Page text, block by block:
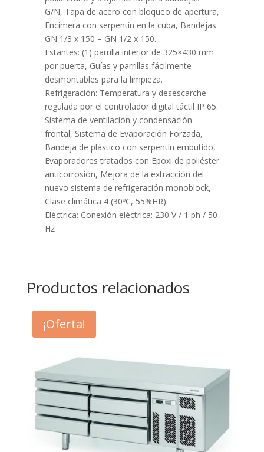
G/N, Tapa de acero con bloqueo de apertura,
Encimera con serpentín en la cuba, Bandejas
GN 1/3 x 150 – GN 1/2 x 150.
Estantes: (1) parrilla interior de 325×430 mm
por puerta, Guías y parrillas fácilmente
desmontables para la limpieza.
Refrigeración: Temperatura y desescarche
regulada por el controlador digital táctil IP 65.
Sistema de ventilación y condensación
frontal, Sistema de Evaporación Forzada,
Bandeja de plástico con serpentín embutido,
Evaporadores tratados con Epoxi de poliéster
anticorrosión, Mejora de la extracción del
nuevo sistema de refrigeración monoblock,
Clase climática 4 (30ºC, 55%HR).
Eléctrica: Conexión eléctrica: 230 V / 1 ph / 50
Hz
Productos relacionados
¡Oferta!